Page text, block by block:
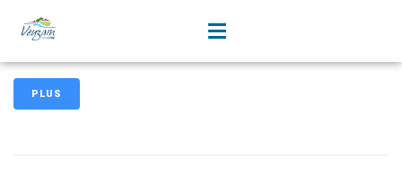
principal
Café Hôtel Restaurant de la Gare
PLUS